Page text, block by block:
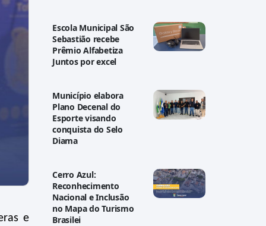
e
Escola Municipal São
Sebastião recebe
Prêmio Alfabetiza
Juntos por excel
Município elabora
Plano Decenal do
Esporte visando
conquista do Selo
Diama
Cerro Azul:
Reconhecimento
Nacional e Inclusão
no Mapa do Turismo
Brasilei